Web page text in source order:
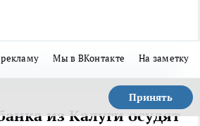
рекламу Мы в ВКонтакте На заметку
Принять
из Калуги осудят